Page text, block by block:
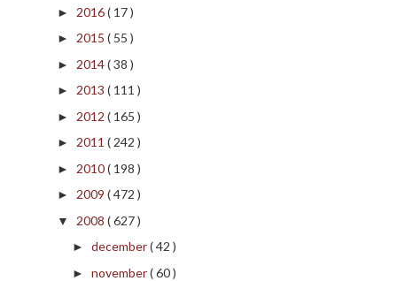
► 2016( 17 )
► 2015 ( 55 )
► 2014( 38 )
► 2013 ( 111 )
► 2012 ( 165 )
► 2011 ( 242 )
► 2010( 198 )
► 2009 ( 472 )
▼ 2008 ( 627 )
► december( 42 )
► november( 60 )